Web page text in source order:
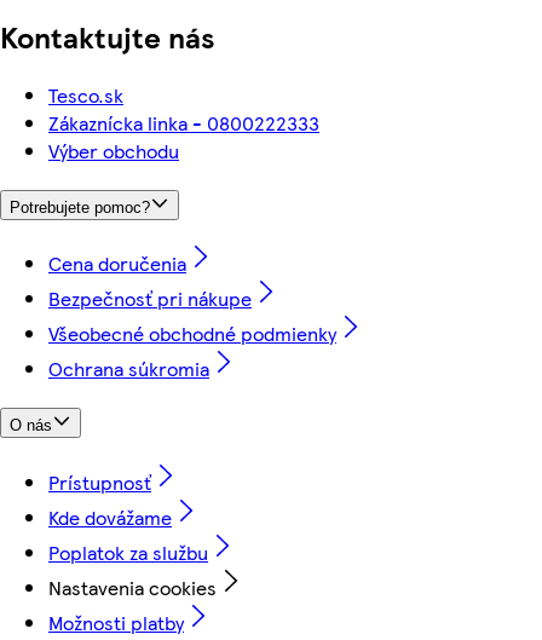
Kontaktujte nás
Tesco.sk
Zákaznícka linka - 0800222333
Výber obchodu
Potrebujete pomoc?
Cena doručenia
Bezpečnosť pri nákupe
Všeobecné obchodné podmienky
Ochrana súkromia
O nás
Prístupnosť
Kde dovážame
Poplatok za službu
Nastavenia cookies
Možnosti platby